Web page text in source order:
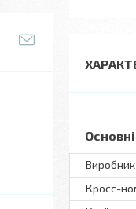
Основні
Виробник
Кросс-